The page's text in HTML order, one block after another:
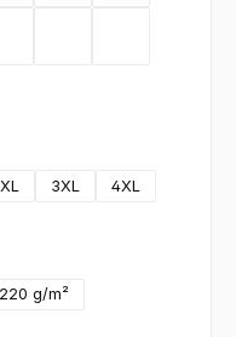
3XL
4XL
g/m²